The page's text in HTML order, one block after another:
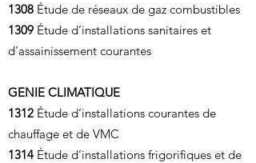
1308 Étude de réseaux de gaz combustibles
1309 Étude d’installations sanitaires et
d’assainissement courantes
GENIE CLIMATIQUE
1312 Étude d’installations courantes de
chauffage et de VMC
1314 Étude d’installations frigorifiques et de